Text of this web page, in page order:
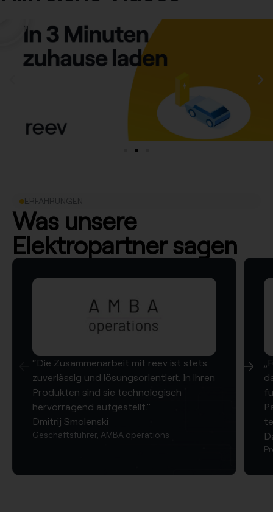
ERFAHRUNGEN
Was unsere
Elektropartner sagen
“Die Zusammenarbeit mit reev ist stets
zuverlässig und lösungsorientiert. In ihren
Produkten sind sie technologisch
hervorragend aufgestellt.”
Dmitrij Smolenski
Geschäftsführer, AMBA operations